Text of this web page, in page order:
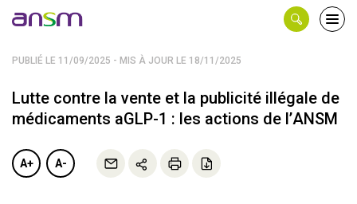
PUBLIÉ LE 11/09/2025 - MIS À JOUR LE 18/11/2025
Lutte contre la vente et la publicité illégale de
médicaments aGLP-1 : les actions de l’ANSM
A+ A-